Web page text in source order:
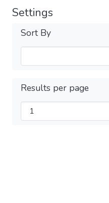
Settings
Sort By
Results per page